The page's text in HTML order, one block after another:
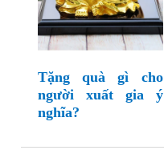
Tặng quà gì cho
người xuất gia ý
nghĩa?